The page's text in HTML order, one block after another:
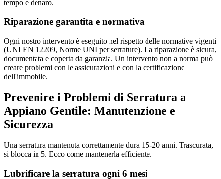
tempo e denaro.
Riparazione garantita e normativa
Ogni nostro intervento è eseguito nel rispetto delle normative vigenti
(UNI EN 12209, Norme UNI per serrature). La riparazione è sicura,
documentata e coperta da garanzia. Un intervento non a norma può
creare problemi con le assicurazioni e con la certificazione
dell'immobile.
Prevenire i Problemi di Serratura a
Appiano Gentile: Manutenzione e
Sicurezza
Una serratura mantenuta correttamente dura 15-20 anni. Trascurata,
si blocca in 5. Ecco come mantenerla efficiente.
Lubrificare la serratura ogni 6 mesi